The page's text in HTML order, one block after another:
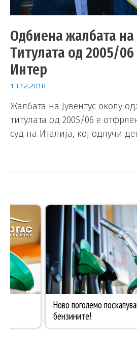
Одбиена жалбата на
Титулата од 2005/06
Интер
13.12.2018
Жалбата на Јувентус околу
титулата од 2005/06 е
суд на Италија, кој одлучи